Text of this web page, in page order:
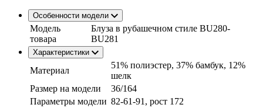
Особенности модели
Модель
товара
Блуза в рубашечном стиле BU280-
BU281
Характеристики
Материал
51% полиэстер, 37% бамбук, 12%
шелк
Размер на модели
36/164
Параметры модели 82-61-91, рост 172